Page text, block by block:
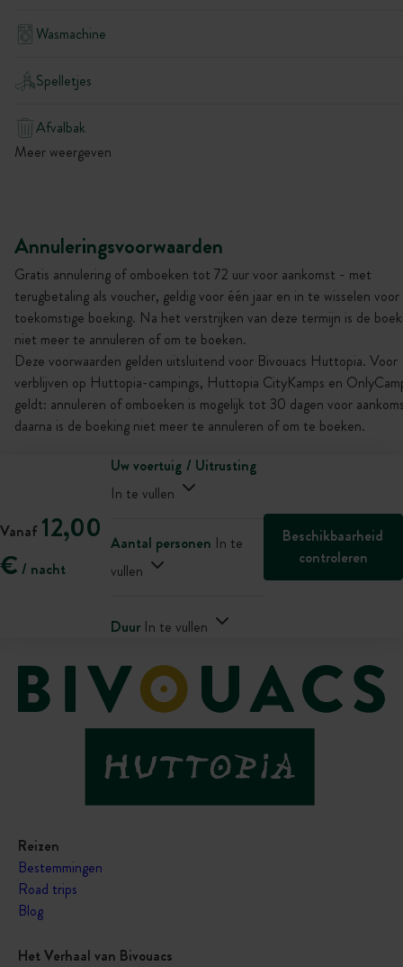
Wasmachine
Spelletjes
Afvalbak
Meer weergeven
Annuleringsvoorwaarden
Gratis annulering of omboeken tot 72 uur voor aankomst - met
terugbetaling als voucher, geldig voor één jaar en in te wisselen
toekomstige boeking. Na het verstrijken van deze termijn is de
niet meer te annuleren of om te boeken.
Deze voorwaarden gelden uitsluitend voor Bivouacs Huttopia. Voor
verblijven op Huttopia-campings, Huttopia CityKamps en
geldt: annuleren of omboeken is mogelijk tot 30 dagen voor
daarna is de boeking niet meer te annuleren of om te boeken.
Vanaf 12,00
€ / nacht
Uw voertuig / Uitrusting
In te vullen
Aantal personen In te
vullen
Duur In te vullen
Beschikbaarheid
controleren
Reizen
Bestemmingen
Road trips
Blog
Het Verhaal van Bivouacs